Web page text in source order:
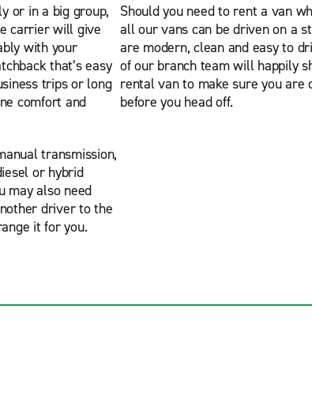
or in a big group,
carrier will give
with your
that’s easy
trips or long
comfort and
transmission,
or hybrid
may also need
driver to the
it for you.
Should you need to rent a van
all our vans can be driven on a
are modern, clean and easy to
of our branch team will happily
rental van to make sure you
before you head off.